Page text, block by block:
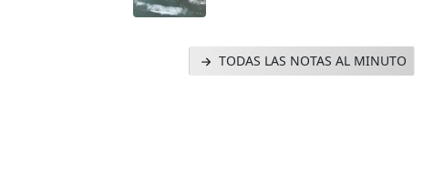
TODAS LAS NOTAS AL MINUTO